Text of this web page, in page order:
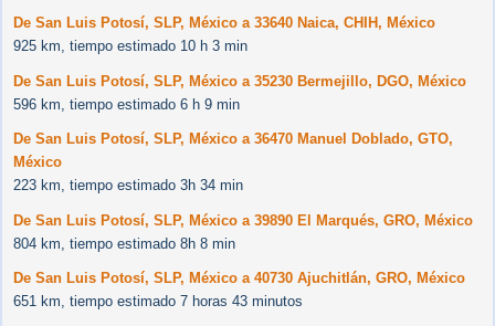
De San Luis Potosí, SLP, México a 33640 Naica, CHIH, México
925 km, tiempo estimado 10 h 3 min
De San Luis Potosí, SLP, México a 35230 Bermejillo, DGO, México
596 km, tiempo estimado 6 h 9 min
De San Luis Potosí, SLP, México a 36470 Manuel Doblado, GTO,
México
223 km, tiempo estimado 3h 34 min
De San Luis Potosí, SLP, México a 39890 El Marqués, GRO, México
804 km, tiempo estimado 8h 8 min
De San Luis Potosí, SLP, México a 40730 Ajuchitlán, GRO, México
651 km, tiempo estimado 7 horas 43 minutos